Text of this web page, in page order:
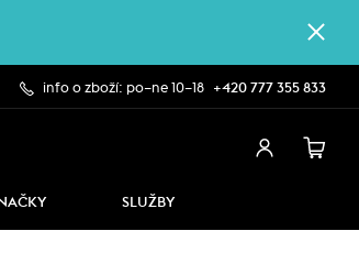
info o zboží: po–ne 10–18 +420 777 355 833
SLUŽBY